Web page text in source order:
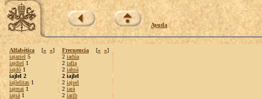
Ayuda
Alfabética [« »]
iajaziel 5
iajdiel 1
iajdó 1
iajlel 2
iajlelitas 1
iajmai 1
iajsá 1
Frecuencia [« »]
2 iadúa
2 iafia
2 iahsá
2 iajlel
2 iajsel
2 iará
2 iarib